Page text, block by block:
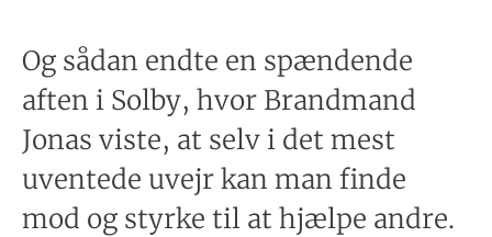
Og sådan endte en spændende
aften i Solby, hvor Brandmand
Jonas viste, at selv i det mest
uventede uvejr kan man finde
mod og styrke til at hjælpe andre.